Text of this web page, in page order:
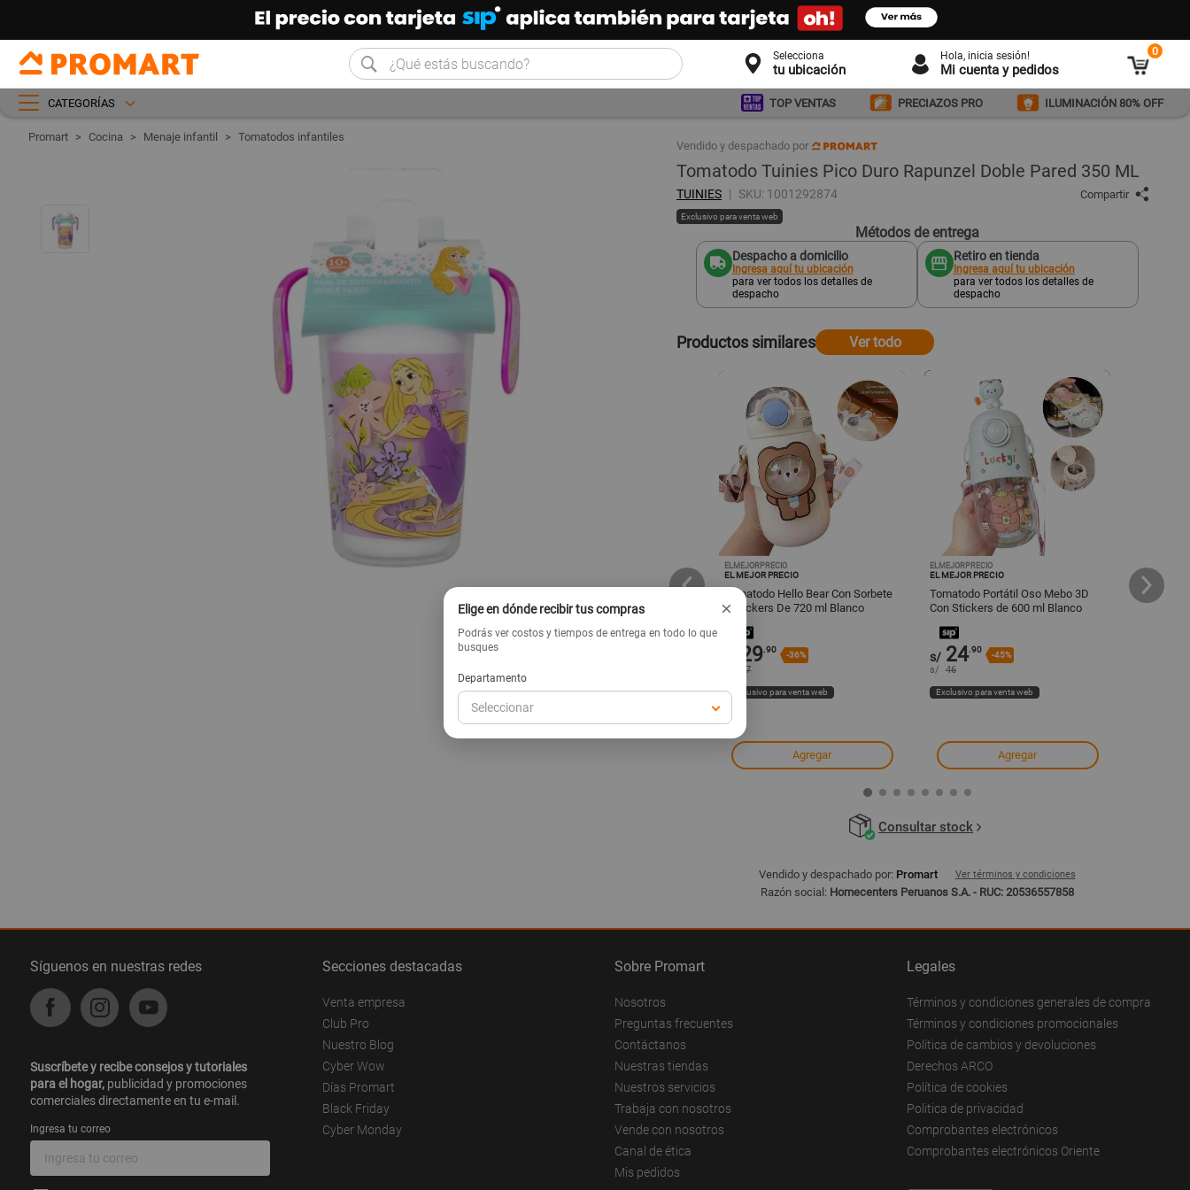
Selecciona
tu ubicación
Hola, inicia sesión!
Mi cuenta y pedidos
0
CATEGORÍAS TOP VENTAS PRECIAZOS PRO ILUMINACIÓN 80% OFF
Cocina Menaje infantil Tomatodos infantiles
Vendido y despachado por
Tomatodo Tuinies Pico Duro Rapunzel Doble Pared 350 ML
TUINIES SKU: 1001292874 Compartir
Exclusivo para venta web
Métodos de entrega
Despacho a domicilio
Ingresa aquí tu ubicación
para ver todos los detalles de
despacho
Retiro en tienda
Ingresa aquí tu ubicación
para ver todos los detalles de
despacho
Productos similares Ver todo
Botella Térmica 14 Oz Mickey
Disney
Exclusivo para venta web
ELMEJORPRECIO
EL MEJOR PRECIO
Tomatodo Hello Bear Con Sorbete
y Stickers De 720 ml Blanco
29.90
-36%
47
Exclusivo para venta web
Agregar
ELMEJORPRECIO
EL MEJOR PRECIO
Tomatodo Portátil Oso Mebo 3D
Con Stickers de 600 ml Blanco
s/ 24.90
-45%
s/ 46
Exclusivo para venta web
Agregar
EL MEJOR
Consultar stock
Vendido y despachado por: Promart Ver términos y condiciones
Razón social: Homecenters Peruanos S.A. - RUC: 20536557858
Síguenos en nuestras redes
Suscríbete y recibe consejos y tutoriales
para el hogar, publicidad y promociones
comerciales directamente en tu e-mail.
Ingresa tu correo
Secciones destacadas
Venta empresa
Club Pro
Nuestro Blog
Cyber Wow
Días Promart
Black Friday
Cyber Monday
Sobre Promart
Nosotros
Preguntas frecuentes
Contáctanos
Nuestras tiendas
Nuestros servicios
Trabaja con nosotros
Vende con nosotros
Canal de ética
Mis pedidos
Legales
Términos y condiciones generales de compra
Términos y condiciones promocionales
Política de cambios y devoluciones
Derechos ARCO
Política de cookies
Politica de privacidad
Comprobantes electrónicos
Comprobantes electrónicos Oriente
Elige en dónde recibir tus compras ×
Podrás ver costos y tiempos de entrega en todo lo que
busques
Departamento
Seleccionar